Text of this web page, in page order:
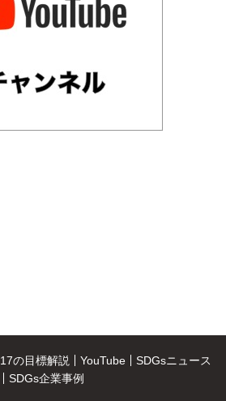
17の目標解説 YouTube
SDGsニュース
SDGs企業事例